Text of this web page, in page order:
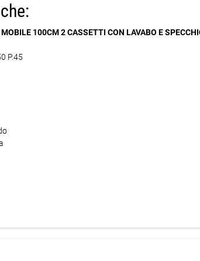
100CM 2 CASSETTI CON LAVABO E
P.45